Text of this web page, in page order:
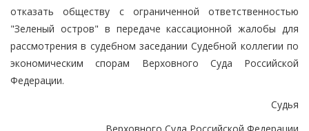
отказать обществу с ограниченной ответственностью
"Зеленый остров" в передаче кассационной жалобы для
рассмотрения в судебном заседании Судебной коллегии по
экономическим спорам Верховного Суда Российской
Федерации.
Судья